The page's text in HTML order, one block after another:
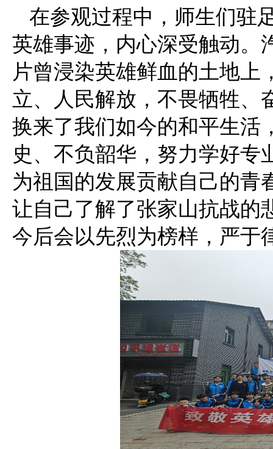
在参观过程中，师生们驻
英雄事迹，内心深受触动。
片曾浸染英雄鲜血的土地上
立、人民解放，不畏牺牲、
换来了我们如今的和平生活
史、不负韶华，努力学好专
为祖国的发展贡献自己的青
让自己了解了张家山抗战的
今后会以先烈为榜样，严于